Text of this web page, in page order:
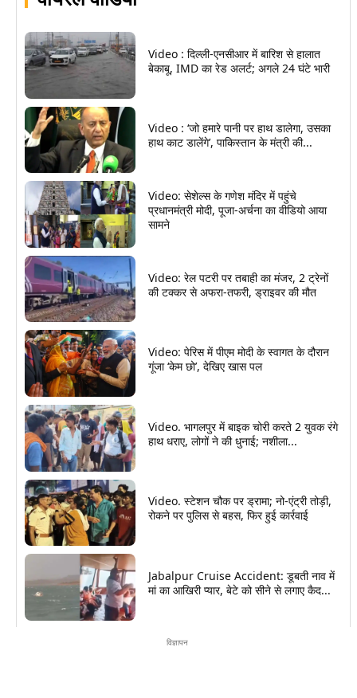
Video : दिल्ली-एनसीआर में बारिश से हालात
बेकाबू, IMD का रेड अलर्ट; अगले 24 घंटे भारी
Video : ‘जो हमारे पानी पर हाथ डालेगा, उसका
हाथ काट डालेंगे’, पाकिस्तान के मंत्री की...
Video: सेशेल्स के गणेश मंदिर में पहुंचे
प्रधानमंत्री मोदी, पूजा-अर्चना का वीडियो आया
सामने
Video: रेल पटरी पर तबाही का मंजर, 2 ट्रेनों
की टक्कर से अफरा-तफरी, ड्राइवर की मौत
Video: पेरिस में पीएम मोदी के स्वागत के दौरान
गूंजा ‘केम छो’, देखिए खास पल
Video. भागलपुर में बाइक चोरी करते 2 युवक रंगे
हाथ धराए, लोगों ने की धुनाई; नशीला...
Video. स्टेशन चौक पर ड्रामा; नो-एंट्री तोड़ी,
रोकने पर पुलिस से बहस, फिर हुई कार्रवाई
Jabalpur Cruise Accident: डूबती नाव में
मां का आखिरी प्यार, बेटे को सीने से लगाए कैद...
विज्ञापन